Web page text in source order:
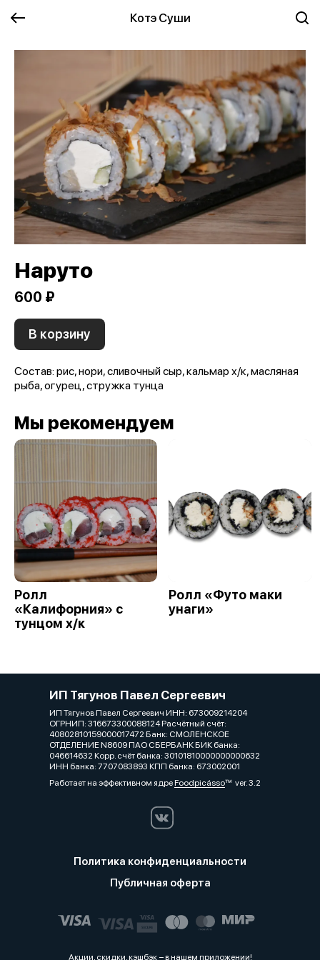
Котэ Суши
Наруто
600 ₽
В корзину
Состав: рис, нори, сливочный сыр, кальмар х/к, масляная
рыба, огурец, стружка тунца
Мы рекомендуем
Ролл
«Калифорния» с
тунцом х/к
Ролл «Футо маки
унаги»
ИП Тягунов Павел Сергеевич
ИП Тягунов Павел Сергеевич ИНН: 673009214204
ОГРНИП: 316673300088124 Расчётный счёт:
40802810159000017472 Банк: СМОЛЕНСКОЕ
ОТДЕЛЕНИЕ N8609 ПАО СБЕРБАНК БИК банка:
046614632 Корр. счёт банка: 30101810000000000632
ИНН банка: 7707083893 КПП банка: 673002001
Работает на эффективном ядреFoodpicássover. 3.2
Политика конфиденциальности
Публичная оферта
Акции, скидки, кэшбэк − в нашем приложении!